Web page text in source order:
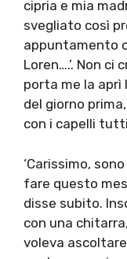
cipria e mia
svegliato così
appuntamento
Loren….’. Non ci
porta me la
del giorno
con i capelli
‘Carissimo,
fare questo
disse subito.
con una
voleva